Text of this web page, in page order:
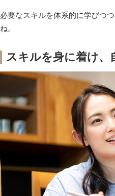
必要なスキルを体系的に学びつ
ね。
スキルを身に着け、